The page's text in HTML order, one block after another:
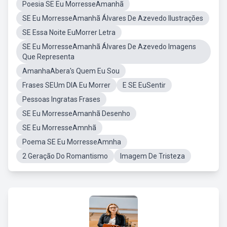
Poesia SE Eu MorresseAmanhã
SE Eu MorresseAmanhã Álvares De Azevedo Ilustrações
SE Essa Noite EuMorrer Letra
SE Eu MorresseAmanhã Álvares De Azevedo Imagens
Que Representa
AmanhaAbera's Quem Eu Sou
Frases SEUm DIA Eu Morrer
E SE EuSentir
Pessoas Ingratas Frases
SE Eu MorresseAmanhã Desenho
SE Eu MorresseAmnhã
Poema SE Eu MorresseAmnha
2 Geração Do Romantismo
Imagem De Tristeza